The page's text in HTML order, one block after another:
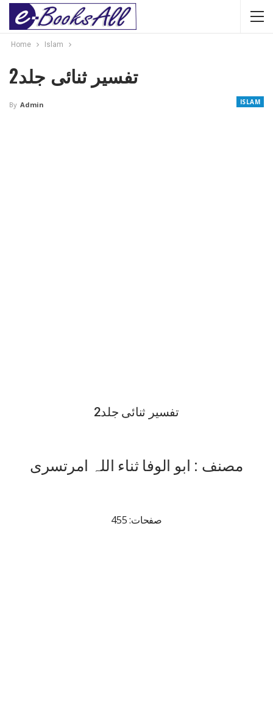
Home Islam
تفسیر ثنائی جلد2
ISLAM
By Admin
تفسیر ثنائی جلد2
مصنف : ابو الوفا ثناء اللہ امرتسری
صفحات: 455